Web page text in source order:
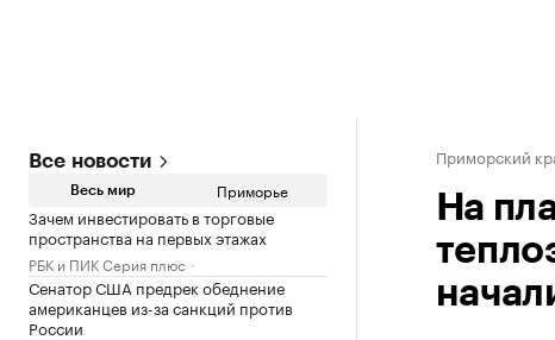
Все новости
Весь мир Приморье
Зачем инвестировать в торговые
пространства на первых этажах
РБК и ПИК Серия плюс
Сенатор США предрек обеднение
американцев из-за санкций против
России
Приморский
На